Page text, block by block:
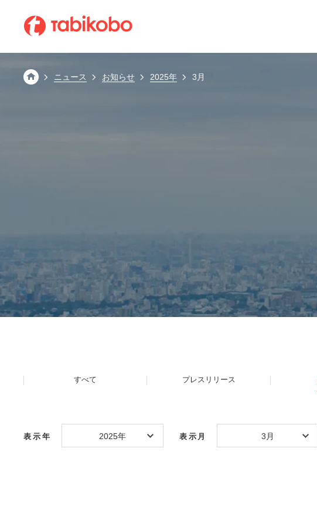
ABOUT TABIKOBO
ニュース お知らせ 2025年 3月
すべて プレスリリース
表示年 2025年 表示月 3月